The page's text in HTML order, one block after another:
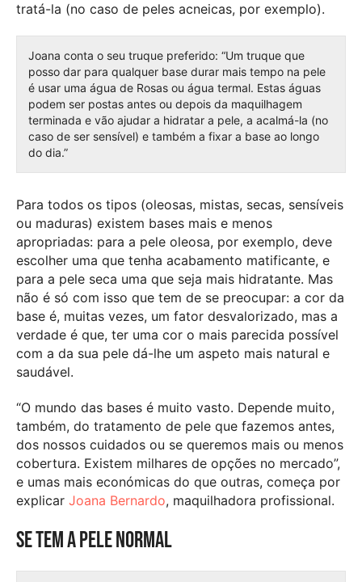
tratá-la (no caso de peles acneicas, por exemplo).
Joana conta o seu truque preferido: “Um truque que
posso dar para qualquer base durar mais tempo na pele
é usar uma água de Rosas ou água termal. Estas águas
podem ser postas antes ou depois da maquilhagem
terminada e vão ajudar a hidratar a pele, a acalmá-la (no
caso de ser sensível) e também a fixar a base ao longo
do dia.”
Para todos os tipos (oleosas, mistas, secas, sensíveis
ou maduras) existem bases mais e menos
apropriadas: para a pele oleosa, por exemplo, deve
escolher uma que tenha acabamento matificante, e
para a pele seca uma que seja mais hidratante. Mas
não é só com isso que tem de se preocupar: a cor da
base é, muitas vezes, um fator desvalorizado, mas a
verdade é que, ter uma cor o mais parecida possível
com a da sua pele dá-lhe um aspeto mais natural e
saudável.
“O mundo das bases é muito vasto. Depende muito,
também, do tratamento de pele que fazemos antes,
dos nossos cuidados ou se queremos mais ou menos
cobertura. Existem milhares de opções no mercado”,
e umas mais económicas do que outras, começa por
explicar Joana Bernardo, maquilhadora profissional.
Se tem a pele normal